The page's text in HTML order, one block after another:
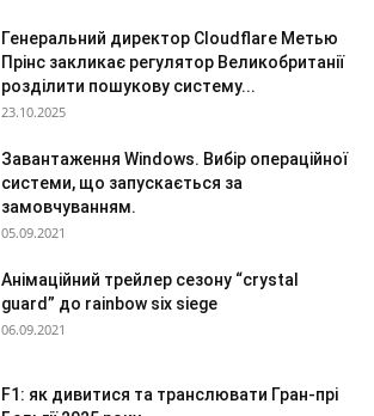
Генеральний директор Cloudflare Метью
Прінс закликає регулятор Великобританії
розділити пошукову систему...
23.10.2025
Завантаження Windows. Вибір операційної
системи, що запускається за
замовчуванням.
05.09.2021
Анімаційний трейлер сезону “crystal
guard” до rainbow six siege
06.09.2021
F1: як дивитися та транслювати Гран-прі